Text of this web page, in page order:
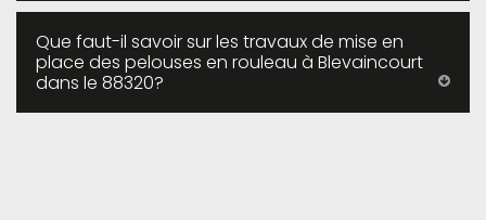
Que faut-il savoir sur les travaux de mise en
place des pelouses en rouleau à Blevaincourt
dans le 88320?